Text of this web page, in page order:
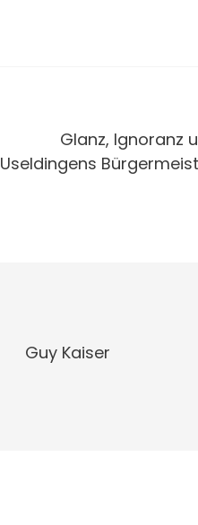
Glanz, Ignoranz
Useldingens
Guy Kaiser